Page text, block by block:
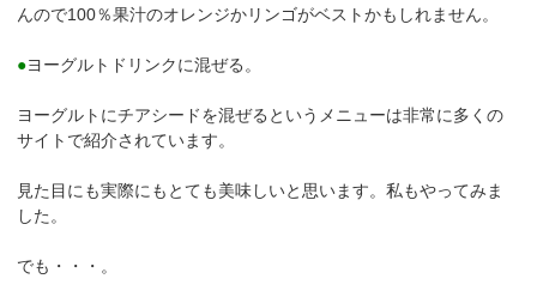
んので100％果汁のオレンジかリンゴがベストかもしれません。
●ヨーグルトドリンクに混ぜる。
ヨーグルトにチアシードを混ぜるというメニューは非常に多くの
サイトで紹介されています。
見た目にも実際にもとても美味しいと思います。私もやってみま
した。
でも・・・。